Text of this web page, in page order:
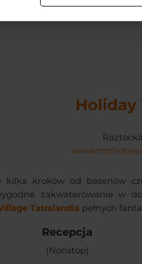
+421 915
Holiday
kilka kroków od basenów
zakwaterowanie w
Tatralandia pełnych
Recepcja
(Nonstop)